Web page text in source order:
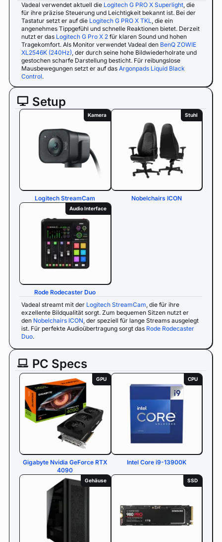
Vadeal verwendet aktuell die Logitech G PRO X Superlight , die
für ihre präzise Steuerung und Leichtigkeit bekannt ist. Bei der
Tastatur setzt er auf die Logitech G PRO X TKL
, die ein
angenehmes Tippgefühl und schnelle Reaktionen bietet. Derzeit
nutzt er das Logitech G Pro X 2 für klaren Sound und hohen
Tragekomfort. Als Monitor verwendet Vadeal den BenQ ZOWIE
XL2546K (240Hz) , der durch seine hohe Bildwiederholrate und
gestochen scharfe Darstellung besticht. Für reibungslose
Mausbewegungen setzt er auf das Argonpads Liquid Black
Control.
Setup
Vadeal streamt mit der Logitech StreamCam , die für ihre
exzellente Bildqualität sorgt. Zum bequemen Sitzen nutzt er
den Nobelchairs ICON , der speziell für lange Streams ausgelegt
ist. Für perfekte Audioübertragung sorgt das Rode Rodecaster
Duo.
Kamera
Logitech StreamCam
Stuhl
Nobelchairs ICON
Audio Interface
Rode Rodecaster Duo
PC Specs
GPU
Gigabyte Nvidia GeForce RTX
4090
CPU
Intel Core i9-13900K
Gehäuse SSD